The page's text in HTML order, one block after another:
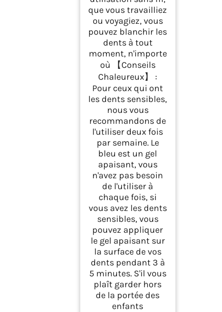
que vous travailliez
ou voyagiez, vous
pouvez blanchir les
dents à tout
moment, n'importe
où 【Conseils
Chaleureux】 :
Pour ceux qui ont
les dents sensibles,
nous vous
recommandons de
l'utiliser deux fois
par semaine. Le
bleu est un gel
apaisant, vous
n'avez pas besoin
de l'utiliser à
chaque fois, si
vous avez les dents
sensibles, vous
pouvez appliquer
le gel apaisant sur
la surface de vos
dents pendant 3 à
5 minutes. S'il vous
plaît garder hors
de la portée des
enfants